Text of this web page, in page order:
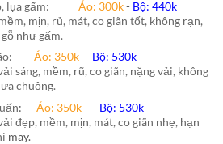
lụa gấm: Áo: 300k- Bộ: 440k
mịn, rủ, mát, co giãn tốt, không rạn,
như gấm.
Áo: 350k-- Bộ: 530k
sáng, mềm, rũ, co giãn, nặng vải, không
chuộng.
: Áo: 350k-- Bộ: 530k
đẹp, mềm, mịn, mát, co giãn nhẹ, hạn
may.